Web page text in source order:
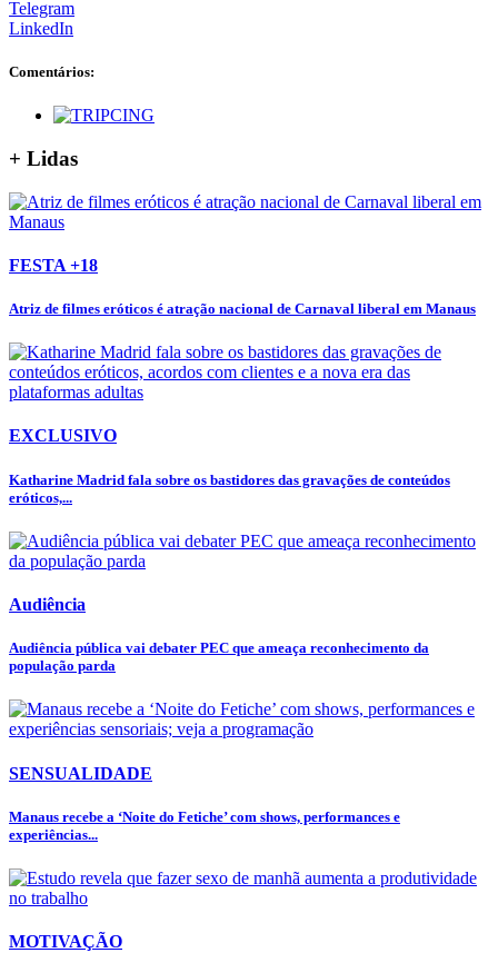
Telegram
LinkedIn
Comentários:
+ Lidas
FESTA +18
Atriz de filmes eróticos é atração nacional de Carnaval liberal em Manaus
EXCLUSIVO
Katharine Madrid fala sobre os bastidores das gravações de conteúdos
eróticos,...
Audiência
Audiência pública vai debater PEC que ameaça reconhecimento da
população parda
SENSUALIDADE
Manaus recebe a ‘Noite do Fetiche’ com shows, performances e
experiências...
MOTIVAÇÃO